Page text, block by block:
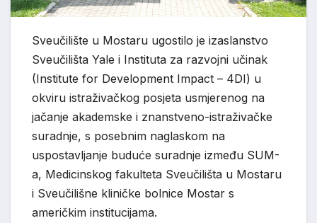
Sveučilište u Mostaru ugostilo je izaslanstvo
Sveučilišta Yale i Instituta za razvojni učinak
(Institute for Development Impact – 4DI) u
okviru istraživačkog posjeta usmjerenog na
jačanje akademske i znanstveno-istraživačke
suradnje, s posebnim naglaskom na
uspostavljanje buduće suradnje između SUM-
a, Medicinskog fakulteta Sveučilišta u Mostaru
i Sveučilišne kliničke bolnice Mostar s
američkim institucijama.